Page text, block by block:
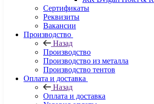
Сертификаты
Реквизиты
Вакансии
Производство
Назад
Производство
Производство из металла
Производство тентов
Оплата и доставка
Назад
Оплата и доставка